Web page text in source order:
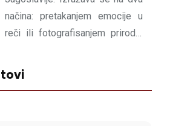
načina: pretakanjem emocije u
reči ili fotografisanjem prirode.
korist poetičnog sutra.